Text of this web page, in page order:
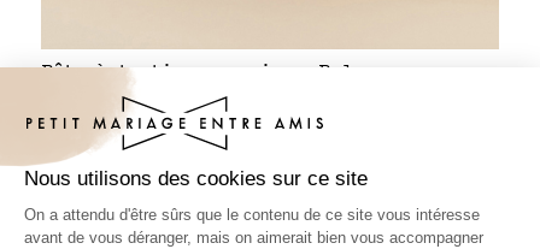
Pâte à tartiner mariage Paloma